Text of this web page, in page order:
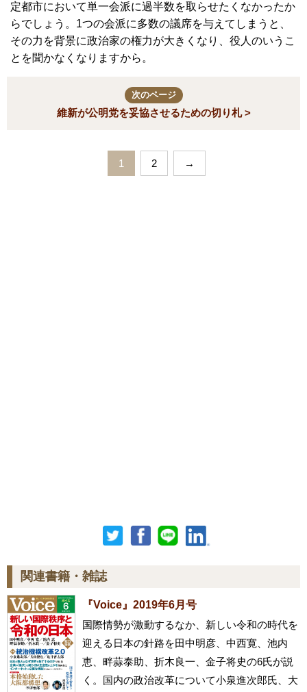
定都市において単一会派に過半数を取らせたくなかったか
らでしょう。1つの会派に多数の議席を与えてしまうと、
その力を背景に政治家の権力が大きくなり、役人のいうこ
とを聞かなくなりますから。
次のページ
維新が公明党を妥協させるための切り札 >
1 2 →
関連書籍・雑誌
『Voice』2019年6月号
国際情勢が激動するなか、新しい令和の時代を
迎える日本の針路を田中明彦、中西寛、池内
恵、畔蒜泰助、折木良一、金子将史の6氏が説
く。国内の政治改革について小泉進次郎氏、大